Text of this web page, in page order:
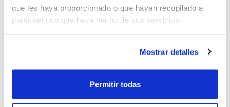
que les haya proporcionado o que hayan recopilado a
partir del uso que haya hecho de sus servicios.
Mostrar detalles
Permitir todas
El próximojueves 30 de octubrea las
17:30 h. se celebrará la reunión técnica en
equipos participantes recibirán un correo